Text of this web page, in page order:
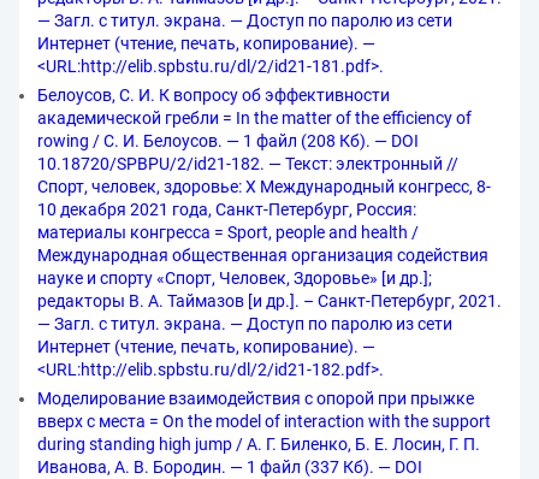
— Загл. с титул. экрана. — Доступ по паролю из сети
Интернет (чтение, печать, копирование). —
<URL:http://elib.spbstu.ru/dl/2/id21-181.pdf>.
Белоусов, С. И. К вопросу об эффективности
академической гребли = In the matter of the efficiency of
rowing / С. И. Белоусов. — 1 файл (208 Кб). — DOI
10.18720/SPBPU/2/id21-182. — Текст: электронный //
Спорт, человек, здоровье: X Международный конгресс, 8-
10 декабря 2021 года, Санкт-Петербург, Россия:
материалы конгресса = Sport, people and health /
Международная общественная организация содействия
науке и спорту «Спорт, Человек, Здоровье» [и др.];
редакторы В. А. Таймазов [и др.]. – Санкт-Петербург, 2021.
— Загл. с титул. экрана. — Доступ по паролю из сети
Интернет (чтение, печать, копирование). —
<URL:http://elib.spbstu.ru/dl/2/id21-182.pdf>.
Моделирование взаимодействия с опорой при прыжке
вверх с места = On the model of interaction with the support
during standing high jump / А. Г. Биленко, Б. Е. Лосин, Г. П.
Иванова, А. В. Бородин. — 1 файл (337 Кб). — DOI